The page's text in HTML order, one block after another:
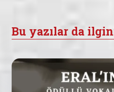
Bu yazılar da